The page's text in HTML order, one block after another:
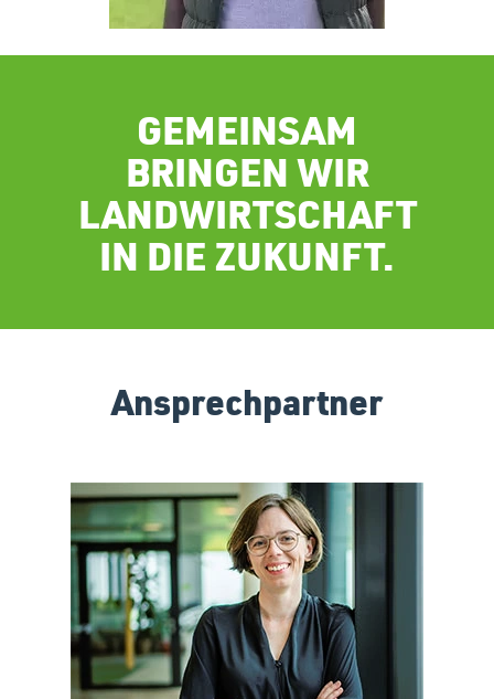
GEMEINSAM
BRINGEN WIR
LANDWIRTSCHAFT
IN DIE ZUKUNFT.
Ansprechpartner